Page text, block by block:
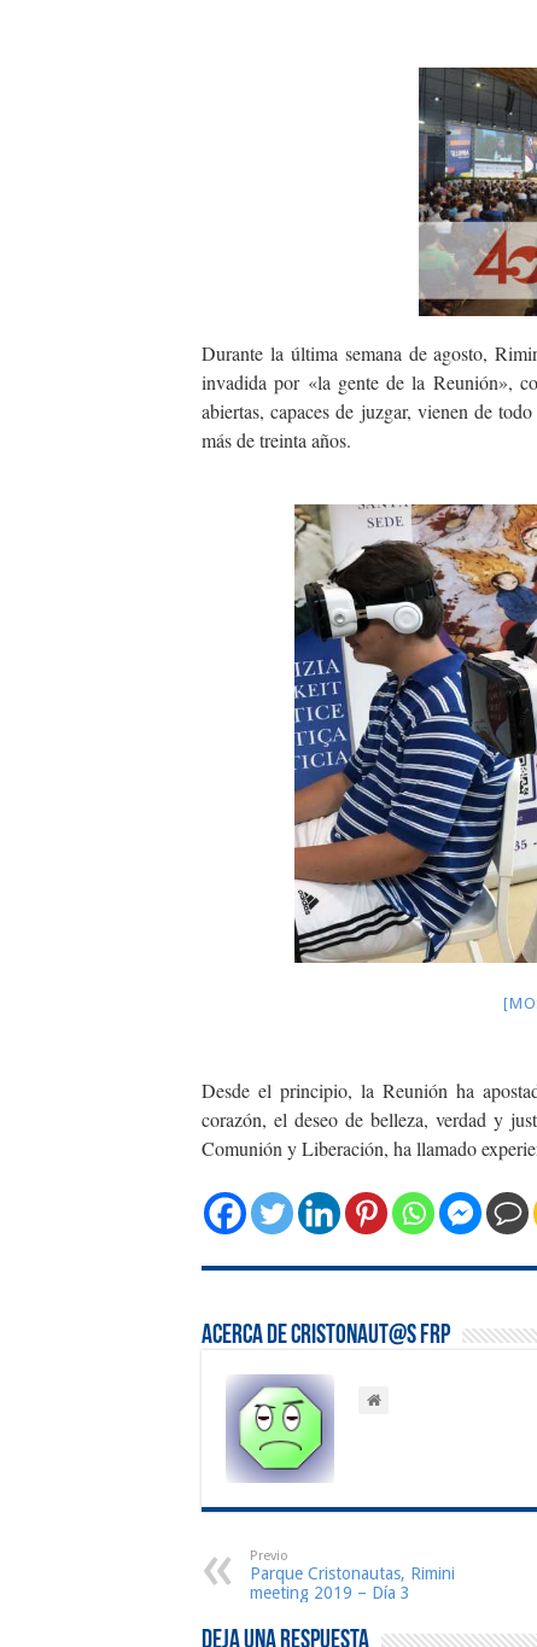
Durante la última semana de agosto,
invadida por «la gente de la Reunión»,
abiertas, capaces de juzgar, vienen de
más de treinta años.
Desde el principio, la Reunión ha
corazón, el deseo de belleza, verdad y
Comunión y Liberación, ha llamado
Acerca de Cristonaut@s FRP
Previo
Parque Cristonautas, Rimini
meeting 2019 – Día 3
Deja una respuesta